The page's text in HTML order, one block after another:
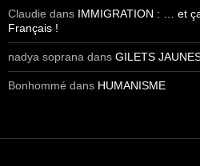
Claudie dans IMMIGRATION : … et
Français !
nadya soprana dans GILETS
Bonhommé dans HUMANISME